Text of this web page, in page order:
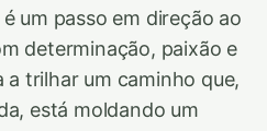
um passo em direção ao
determinação, paixão e
trilhar um caminho que,
está moldando um